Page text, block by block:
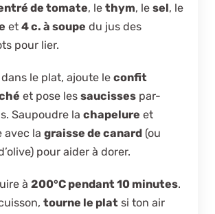
de tomate, le thym, le sel, le
et 4 c. à soupe du jus des
pour lier.
dans le plat, ajoute le confit
et pose les saucisses par-
Saupoudre la chapelure et
avec la graisse de canard (ou
pour aider à dorer.
à 200°C pendant 10 minutes.
tourne le plat si ton air